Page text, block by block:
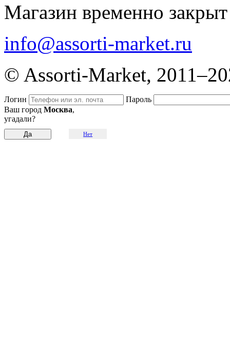
Магазин временно закрыт
info@assorti-market.ru
© Assorti-Market,
Логин
Пароль
Ваш город Москва,
угадали?
Нет